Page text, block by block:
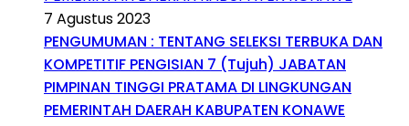
7 Agustus 2023
PENGUMUMAN : TENTANG SELEKSI TERBUKA DAN
KOMPETITIF PENGISIAN 7 (Tujuh) JABATAN
PIMPINAN TINGGI PRATAMA DI LINGKUNGAN
PEMERINTAH DAERAH KABUPATEN KONAWE